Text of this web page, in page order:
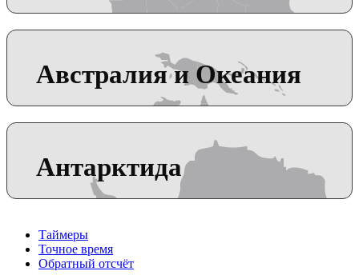
Австралия и Океания
Антарктида
Таймеры
Точное время
Обратный отсчёт